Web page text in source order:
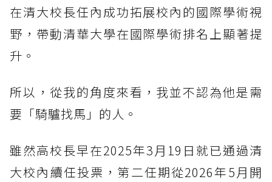
在清大校長任內成功拓展校內的國際學術視
野，帶動清華大學在國際學術排名上顯著提
升。
所以，從我的角度來看，我並不認為他是需
要「騎驢找馬」的人。
雖然高校長早在2025年3月19日就已通過清
大校內續任投票，第二任期從2026年5月開